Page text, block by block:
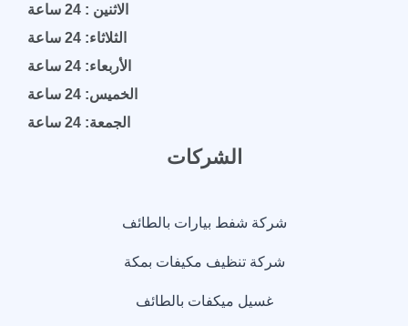
الاثنين : 24 ساعة
الثلاثاء: 24 ساعة
الأربعاء: 24 ساعة
الخميس: 24 ساعة
الجمعة: 24 ساعة
الشركات
شركة شفط بيارات بالطائف
شركة تنظيف مكيفات بمكة
غسيل ميكفات بالطائف